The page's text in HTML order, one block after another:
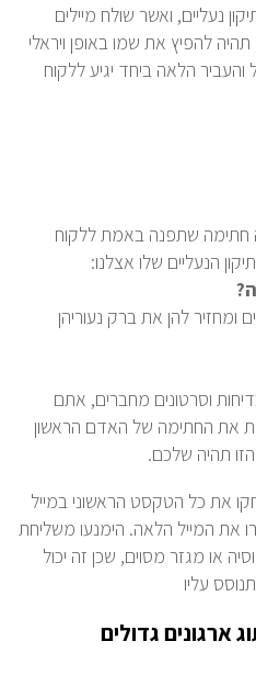
נעליים, ואשר שולח מיילים
להפיץ את שמו באופן ויראלי
והעביר הלאה ביחד יגיע ללקוח
חתימה שתפנה באמת ללקוח
הנעליים שלו אצלנו:
ומחזיר להן את ברק נעוריהן
וסרטונים מחברים, אתם
את החתימה של האדם הראשון
תהיה שלכם.
את כל הטקסט הראשוני במייל
את המייל הלאה. הימנעו משליחת
או מגזר מסוים, שכן זה יכול
עליו
ארגונים גדולים